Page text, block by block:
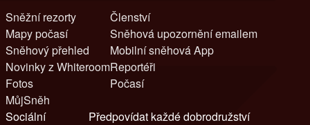
Sněžní rezorty
Mapy počasí
Sněhový přehled
Novinky z Whiteroom
Fotos
MůjSněh
Členství
Sněhová upozornění emailem
Mobilní sněhová App
Reportéři
Počasí
Sociální
Předpovídat každé dobrodružství